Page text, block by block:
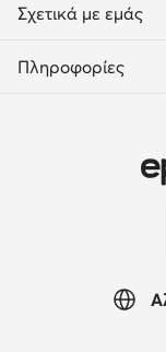
Σχετικά με εμάς
Πληροφορίες